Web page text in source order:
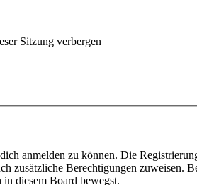
Sitzung verbergen
anmelden zu können. Die
zusätzliche Berechtigungen zuweisen.
diesem Board bewegst.